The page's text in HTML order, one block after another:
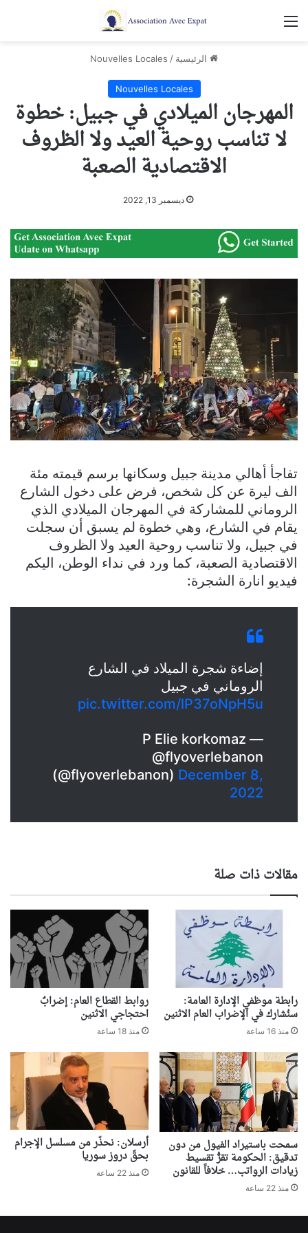
القائمة
الرئيسية /
Nouvelles Locales
Nouvelles Locales
المهرجان الميلادي في جبيل: خطوة
لا تناسب روحية العيد ولا الظروف
الاقتصادية الصعبة
ديسمبر 13, 2022
تفاجأ أهالي مدينة جبيل وسكانها برسم قيمته مئة
الف ليرة عن كل شخص، فرض على دخول الشارع
الروماني للمشاركة في المهرجان الميلادي الذي
يقام في الشارع، وهي خطوة لم يسبق أن سجلت
في جبيل، ولا تناسب روحية العيد ولا الظروف
الاقتصادية الصعبة، كما ورد في نداء الوطن، اليكم
فيديو انارة الشجرة:
إضاءة شجرة الميلاد في الشارع
الروماني في جبيل
pic.twitter.com/lP37oNpH5u
— P Elie korkomaz
@flyoverlebanon
(@flyoverlebanon) December 8,
2022
مقالات ذات صلة
رابطة موظفي الإدارة العامة:
سنُشارك في الإضراب العام الاثنين
منذ 16 ساعة
روابط القطاع العام: إضرابٌ
احتجاجي الاثنين
منذ 18 ساعة
سمحت باستيراد الفيول من دون
تدقيق: الحكومة تقرُّ تقسيط
زيادات الرواتب… خلافاً للقانون
منذ 22 ساعة
أرسلان: نحذّر من مسلسل الإجرام
بحقّ دروز سوريا
منذ 22 ساعة